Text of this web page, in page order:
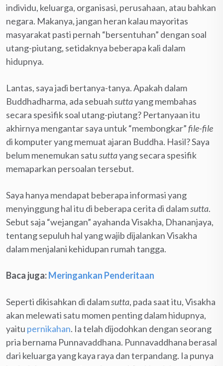
individu, keluarga, organisasi, perusahaan, atau bahkan
negara. Makanya, jangan heran kalau mayoritas
masyarakat pasti pernah “bersentuhan” dengan soal
utang-piutang, setidaknya beberapa kali dalam
hidupnya.
Lantas, saya jadi bertanya-tanya. Apakah dalam
Buddhadharma, ada sebuahsuttayang membahas
secara spesifik soal utang-piutang? Pertanyaan itu
akhirnya mengantar saya untuk “membongkar”file-file
di komputer yang memuat ajaran Buddha. Hasil? Saya
belum menemukan satusuttayang secara spesifik
memaparkan persoalan tersebut.
Saya hanya mendapat beberapa informasi yang
menyinggung hal itu di beberapa cerita di dalamsutta.
Sebut saja “wejangan” ayahanda Visakha, Dhananjaya,
tentang sepuluh hal yang wajib dijalankan Visakha
dalam menjalani kehidupan rumah tangga.
Baca juga:Meringankan Penderitaan
Seperti dikisahkan di dalamsutta, pada saat itu, Visakha
akan melewati satu momen penting dalam hidupnya,
yaitu pernikahan. Ia telah dijodohkan dengan seorang
pria bernama Punnavaddhana. Punnavaddhana berasal
dari keluarga yang kaya raya dan terpandang. Ia punya